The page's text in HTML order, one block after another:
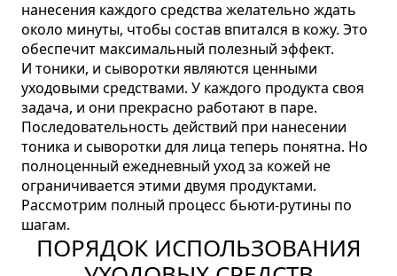
нанесения каждого средства желательно ждать
около минуты, чтобы состав впитался в кожу. Это
обеспечит максимальный полезный эффект.
И тоники, и сыворотки являются ценными
уходовыми средствами. У каждого продукта своя
задача, и они прекрасно работают в паре.
Последовательность действий при нанесении
тоника и сыворотки для лица теперь понятна. Но
полноценный ежедневный уход за кожей не
ограничивается этими двумя продуктами.
Рассмотрим полный процесс бьюти-рутины по
шагам.
ПОРЯДОК ИСПОЛЬЗОВАНИЯ